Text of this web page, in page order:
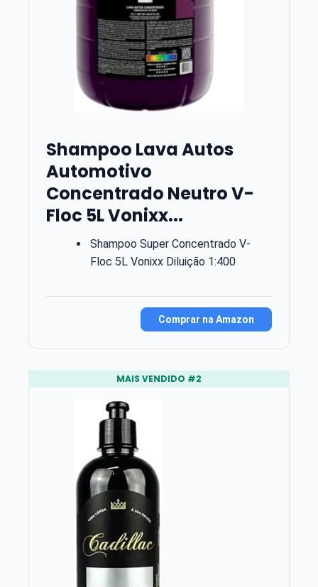
Shampoo Lava Autos
Automotivo
Concentrado Neutro V-
Floc 5L Vonixx...
Shampoo Super Concentrado V-
Floc 5L Vonixx Diluição 1:400
Comprar na Amazon
MAIS VENDIDO #2